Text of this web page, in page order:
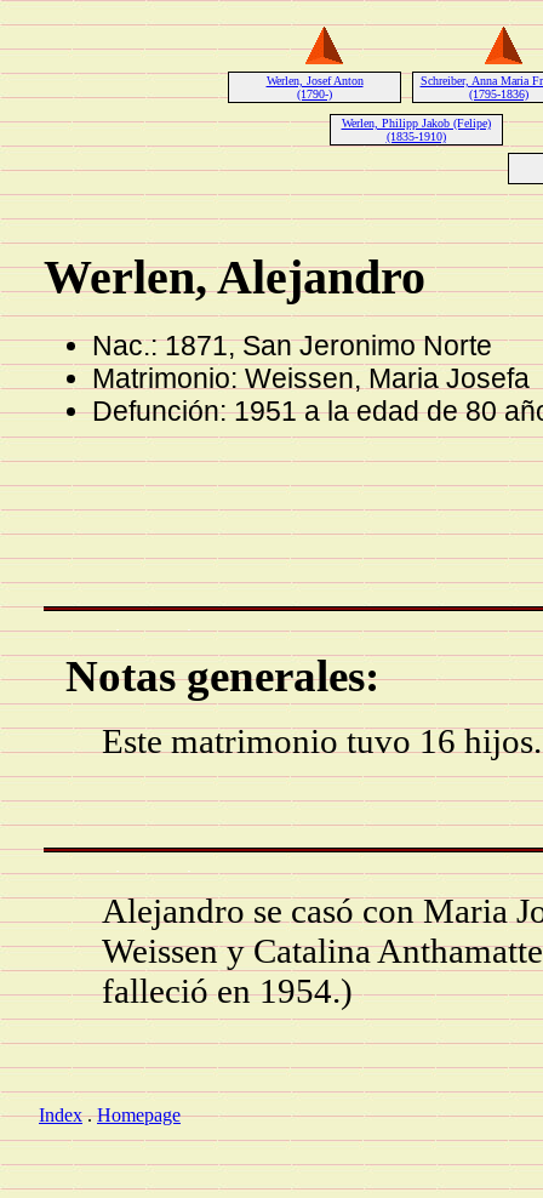
Werlen, Josef Anton
(1790-)
Schreiber, Anna Maria
(1795-1836)
Werlen, Philipp Jakob (Felipe)
(1835-1910)
Werlen, Alejandro
Nac.: 1871, San Jeronimo Norte
Matrimonio: Weissen, Maria Josefa
Defunción: 1951 a la edad de 80
Notas generales:
Este matrimonio tuvo 16 hijos.
Alejandro se casó con Maria
Weissen y Catalina
falleció en 1954.)
Index.Homepage